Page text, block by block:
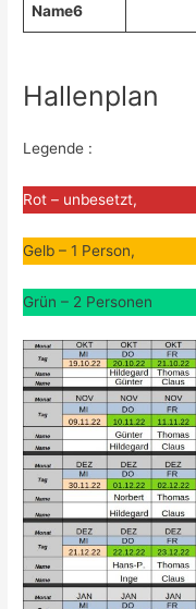
Name6
Hallenplan
Legende :
Rot – unbesetzt,
Gelb – 1 Person,
Grün – 2 Personen